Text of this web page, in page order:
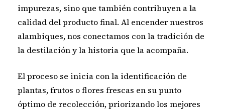
impurezas, sino que también contribuyen a la
calidad del producto final. Al encender nuestros
alambiques, nos conectamos con la tradición de
la destilación y la historia que la acompaña.
El proceso se inicia con la identificación de
plantas, frutos o flores frescas en su punto
óptimo de recolección, priorizando los mejores